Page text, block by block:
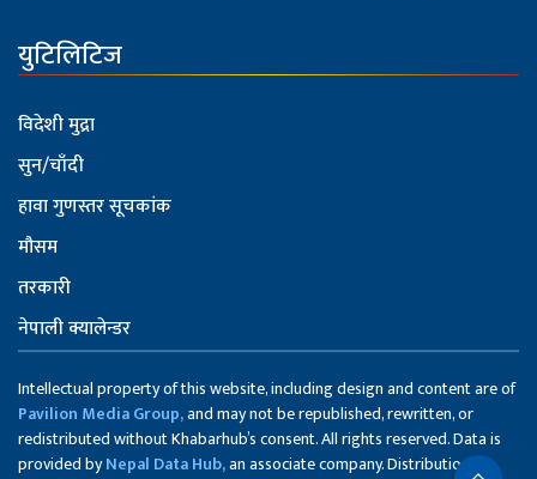
युटिलिटिज
विदेशी मुद्रा
सुन/चाँदी
हावा गुणस्तर सूचकांक
मौसम
तरकारी
नेपाली क्यालेन्डर
Intellectual property of this website, including design and content are of
Pavilion Media Group,and may not be republished, rewritten, or
redistributed without Khabarhub’s consent. All rights reserved. Data is
provided byNepal Data Hub,an associate company. Distribution of